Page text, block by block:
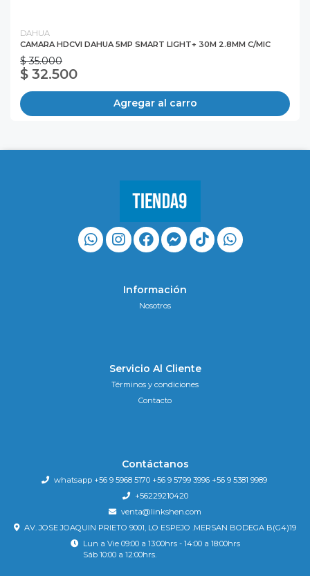
DAHUA
CAMARA HDCVI DAHUA 5MP SMART LIGHT+ 30M 2.8MM C/MIC
$ 35.000
$ 32.500
Agregar al carro
Información
Nosotros
Servicio Al Cliente
Términos y condiciones
Contacto
Contáctanos
whatsapp +56 9 5968 5170 +56 9 5799 3996 +56 9 5381 9989
+56229210420
venta@linkshen.com
AV. JOSE JOAQUIN PRIETO 9001, LO ESPEJO .MERSAN BODEGA B(G4)19
Lun a Vie 09:00 a 13:00hrs - 14:00 a 18:00hrs
Sáb 10:00 a 12:00hrs.